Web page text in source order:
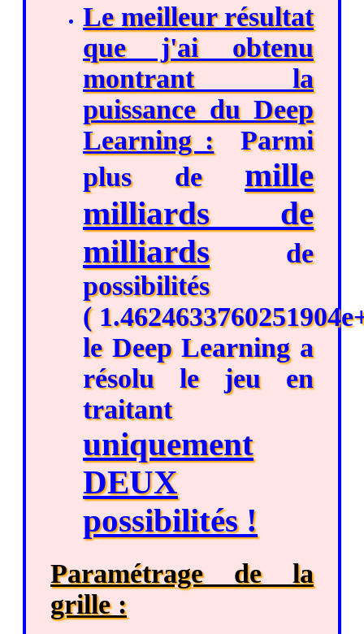
Le meilleur résultat
que j'ai obtenu
montrant la
puissance du Deep
Learning : Parmi
plus de mille
milliards de
milliardsde
possibilités
(
le Deep Learning a
résolu le jeu en
traitant
uniquement
DEUX
possibilités !
Paramétrage de la
grille :